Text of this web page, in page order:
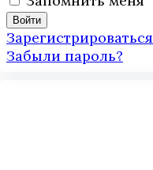
Зарегистрироваться
Забыли пароль?